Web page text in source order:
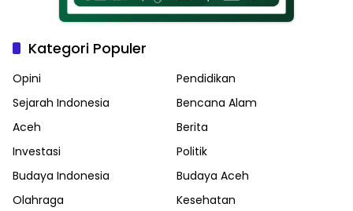
Kategori Populer
Opini
Pendidikan
Sejarah Indonesia
Bencana Alam
Aceh
Berita
Investasi
Politik
Budaya Indonesia
Budaya Aceh
Olahraga
Kesehatan